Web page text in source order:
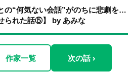
の“何気ない会話”がのちに悲劇を…
られた話⑤】 by あみな
作家一覧 次の話 ›